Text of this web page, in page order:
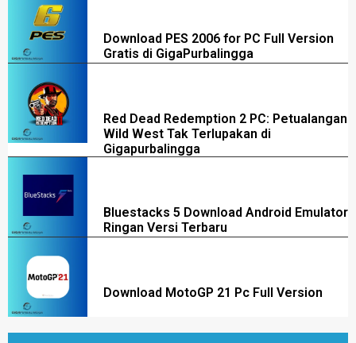
Download PES 2006 for PC Full Version
Gratis di GigaPurbalingga
Red Dead Redemption 2 PC: Petualangan
Wild West Tak Terlupakan di
Gigapurbalingga
Bluestacks 5 Download Android Emulator
Ringan Versi Terbaru
Download MotoGP 21 Pc Full Version